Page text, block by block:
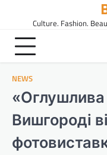
вмісту
Culture. Fashion.
NEWS
Вишгороді